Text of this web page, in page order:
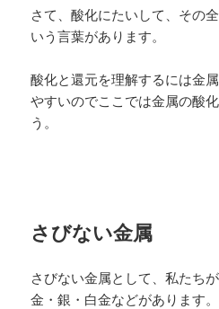
さて、酸化にたいして、その
いう言葉があります。
酸化と還元を理解するには金
やすいのでここでは金属の酸
う。
さびない金属
さびない金属として、私たち
金・銀・白金などがあります。